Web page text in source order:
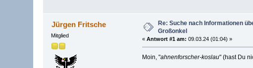
Jürgen Fritsche
Mitglied
Re: Suche nach Informationen
Großonkel
« Antwort #1 am: 09.03.24 (01:04) »
Moin, "ahnenforscher-koslau" (hast Du